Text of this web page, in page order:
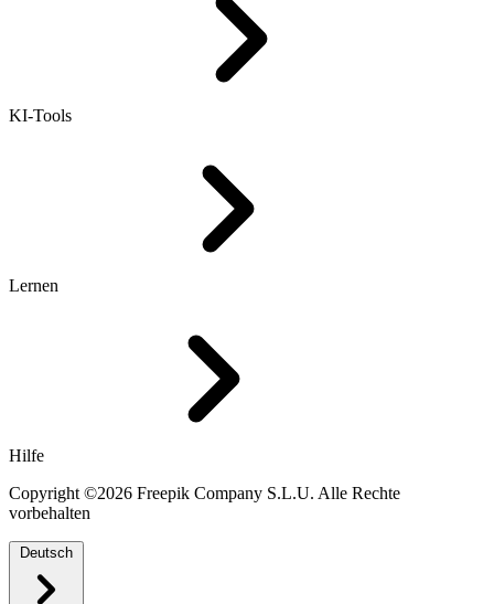
KI-Tools
Lernen
Hilfe
Copyright ©2026 Freepik Company S.L.U. Alle Rechte
vorbehalten
Deutsch